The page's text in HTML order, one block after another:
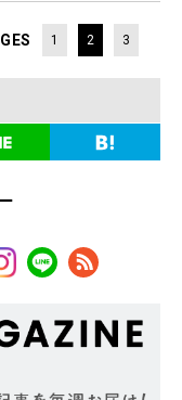
1 2 3